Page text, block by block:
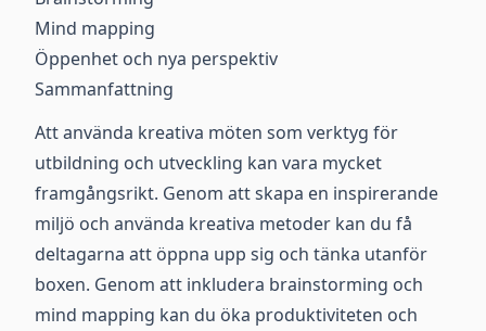
Mind mapping
Öppenhet och nya perspektiv
Sammanfattning
Att använda kreativa möten som verktyg för
utbildning och utveckling kan vara mycket
framgångsrikt. Genom att skapa en inspirerande
miljö och använda kreativa metoder kan du få
deltagarna att öppna upp sig och tänka utanför
boxen. Genom att inkludera brainstorming och
mind mapping kan du öka produktiviteten och